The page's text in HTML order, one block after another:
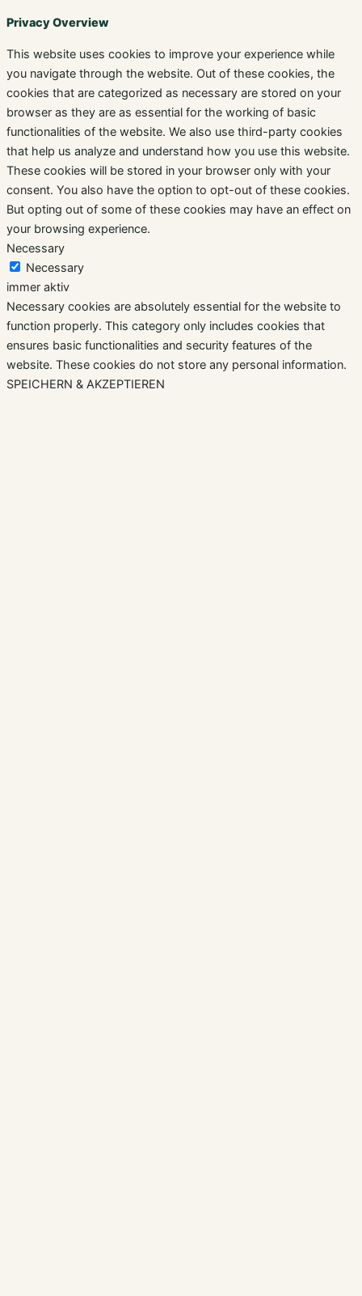
Privacy Overview
This website uses cookies to improve your experience while
you navigate through the website. Out of these cookies, the
cookies that are categorized as necessary are stored on your
browser as they are as essential for the working of basic
functionalities of the website. We also use third-party cookies
that help us analyze and understand how you use this website.
These cookies will be stored in your browser only with your
consent. You also have the option to opt-out of these cookies.
But opting out of some of these cookies may have an effect on
your browsing experience.
Necessary
Necessary
immer aktiv
Necessary cookies are absolutely essential for the website to
function properly. This category only includes cookies that
ensures basic functionalities and security features of the
website. These cookies do not store any personal information.
SPEICHERN & AKZEPTIEREN